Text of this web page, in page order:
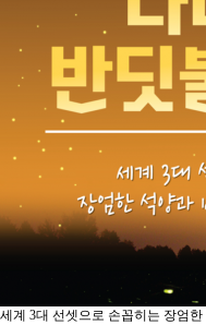
세계 3대 선셋으로 손꼽히는 장엄